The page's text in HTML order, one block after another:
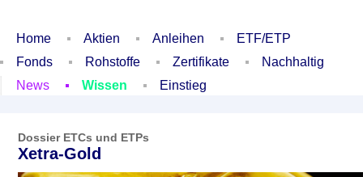
Home Aktien Anleihen
ETF/ETP
Fonds
Rohstoffe Zertifikate
Nachhaltig
News
Wissen Einstieg
Dossier ETCs und ETPs
Xetra-Gold